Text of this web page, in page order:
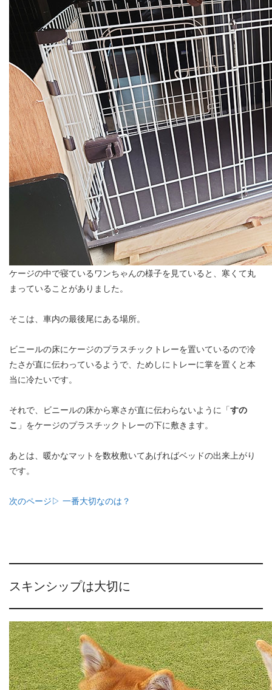
ケージの中で寝ているワンちゃんの様子を見ていると、寒くて丸
まっていることがありました。
そこは、車内の最後尾にある場所。
ビニールの床にケージのプラスチックトレーを置いているので冷
たさが直に伝わっているようで、ためしにトレーに掌を置くと本
当に冷たいです。
それで、ビニールの床から寒さが直に伝わらないように「すの
こ 」をケージのプラスチックトレーの下に敷きます。
あとは、暖かなマットを数枚敷いてあげればベッドの出来上がり
です。
次のページ▷ 一番大切なのは？
スキンシップは大切に